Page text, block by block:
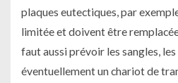
plaques eutectiques, par
limitée et doivent être
faut aussi prévoir les sangles,
éventuellement un chariot de